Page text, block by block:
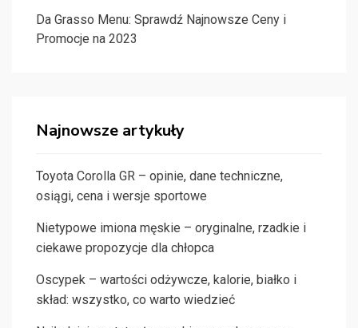
Da Grasso Menu: Sprawdź Najnowsze Ceny i
Promocje na 2023
Najnowsze artykuły
Toyota Corolla GR – opinie, dane techniczne,
osiągi, cena i wersje sportowe
Nietypowe imiona męskie – oryginalne, rzadkie i
ciekawe propozycje dla chłopca
Oscypek – wartości odżywcze, kalorie, białko i
skład: wszystko, co warto wiedzieć